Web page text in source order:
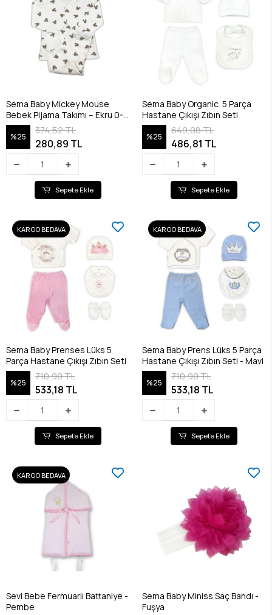
Sema Baby Mickey Mouse
Bebek Pijama Takımı – Ekru 0-3
Ay
%25
374,52 TL
280,89 TL
Sepete Ekle
Sema Baby Organic 5 Parça
Hastane Çıkışı Zıbın Seti
%25
649,08 TL
486,81 TL
Sepete Ekle
KARGO BEDAVA
Sema Baby Prenses Lüks 5
Parça Hastane Çıkışı Zıbın Seti
%25
710,90 TL
533,18 TL
Sepete Ekle
KARGO BEDAVA
Sema Baby Prens Lüks 5 Parça
Hastane Çıkışı Zıbın Seti - Mavi
%25
710,90 TL
533,18 TL
Sepete Ekle
KARGO BEDAVA
Sevi Bebe Fermuarlı Battaniye -
Pembe
Sema Baby Miniss Saç Bandı -
Fuşya